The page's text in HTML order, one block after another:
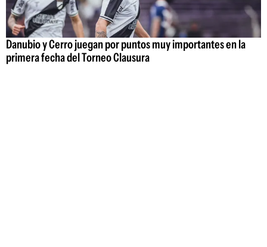
Danubio y Cerro juegan por puntos muy importantes en la
primera fecha del Torneo Clausura